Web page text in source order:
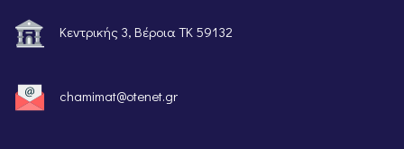
Κεντρικής 3, Βέροια ΤΚ 59132
chamimat@otenet.gr